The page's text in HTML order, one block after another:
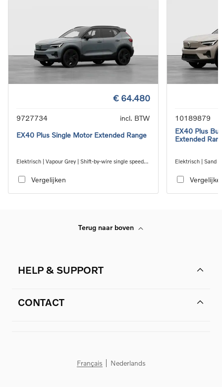
€ 64.480
9727734
incl. BTW
EX40 Plus Single Motor Extended Range
Elektrisch | Vapour Grey | Shift-by-wire single speed
Vergelijken
10189879
EX40 Plus
Extended
Elektrisch | Sand
Terug naar boven
HELP & SUPPORT
CONTACT
Français Nederlands